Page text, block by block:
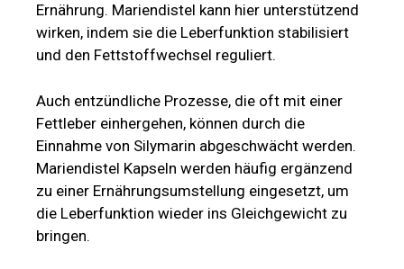
Ernährung. Mariendistel kann hier unterstützend
wirken, indem sie die Leberfunktion stabilisiert
und den Fettstoffwechsel reguliert.
Auch entzündliche Prozesse, die oft mit einer
Fettleber einhergehen, können durch die
Einnahme von Silymarin abgeschwächt werden.
Mariendistel Kapseln werden häufig ergänzend
zu einer Ernährungsumstellung eingesetzt, um
die Leberfunktion wieder ins Gleichgewicht zu
bringen.